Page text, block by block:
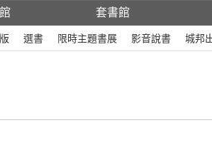
套書館
選書 限時主題書展 影音說書 城邦